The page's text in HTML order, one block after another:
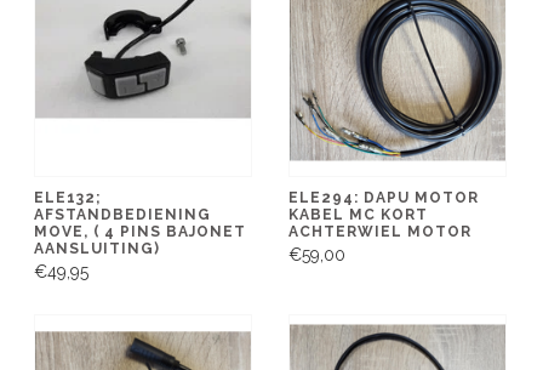
ELE132;
AFSTANDBEDIENING
MOVE, ( 4 PINS BAJONET
AANSLUITING)
€49,95
ELE294: DAPU MOTOR
KABEL MC KORT
ACHTERWIEL MOTOR
€59,00